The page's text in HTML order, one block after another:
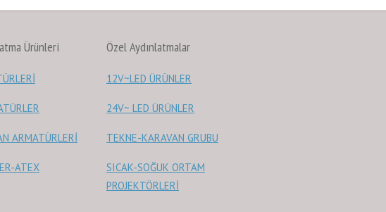
Ürünleri
ARMATÜRLERİ
ATEX
Özel Aydınlatmalar
12V~LED ÜRÜNLER
24V~ LED ÜRÜNLER
TEKNE-KARAVAN GRUBU
SICAK-SOĞUK ORTAM
PROJEKTÖRLERİ